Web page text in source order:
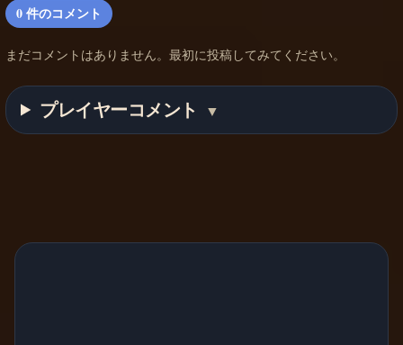
0件のコメント
まだコメントはありません。最初に投稿してみてください。
プレイヤーコメント ▼